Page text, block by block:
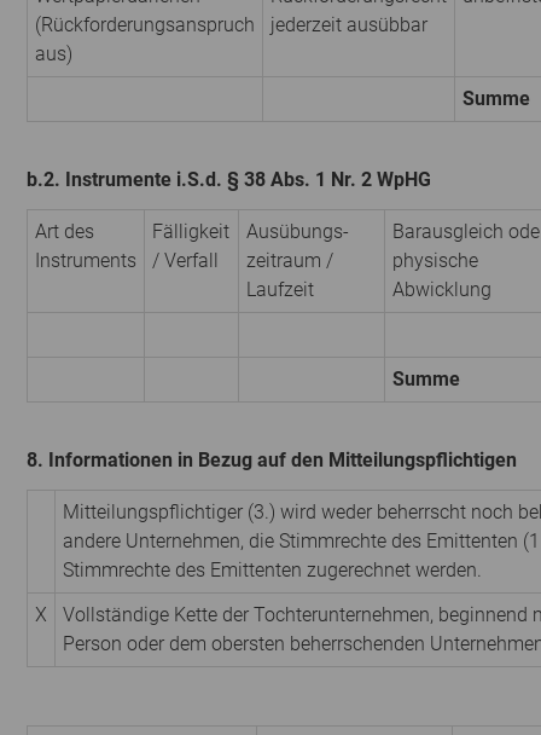
(Rückforderungsanspruch
aus)
jederzeit ausübbar
Summe
b.2. Instrumente i.S.d. § 38 Abs. 1 Nr. 2 WpHG
Art des
Instruments
Fälligkeit
/ Verfall
Ausübungs­
zeitraum /
Laufzeit
Barausgleich
physische
Abwicklung
Summe
8. Informationen in Bezug auf den Mitteilungspflichtigen
Mitteilungspflichtiger (3.) wird weder beherrscht noch
andere Unternehmen, die Stimmrechte des Emittenten
Stimmrechte des Emittenten zugerechnet werden.
X
Vollständige Kette der Tochterunternehmen, beginnend
Person oder dem obersten beherrschenden